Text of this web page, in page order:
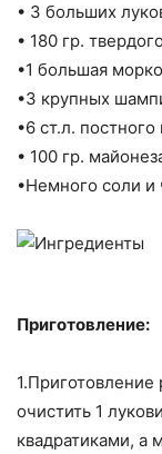
• 3 больших
• 180 гр.
•1 большая
•3 крупных
•6 ст.л. постного
• 100 гр.
•Немного соли и
Приготовление:
очистить 1
квадратиками, а